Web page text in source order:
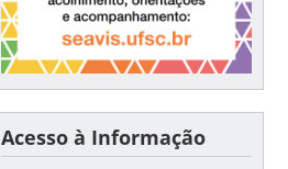
Acesso à Informação